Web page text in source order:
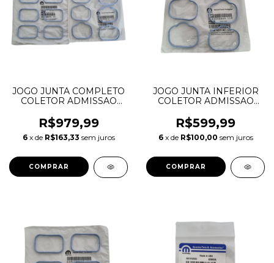
JOGO JUNTA COMPLETO
COLETOR ADMISSAO
DURANGO MOPAR 3.6 V6
PENTASTAR 05184331AC
05184562AC 68535427AA
R$979,99
6 x de R$163,33 sem juros
JOGO JUNTA INFERIOR
COLETOR ADMISSAO
DURANGO 3.6 V6
PENTASTAR 05184331AC
R$599,99
6 x de R$100,00 sem juros